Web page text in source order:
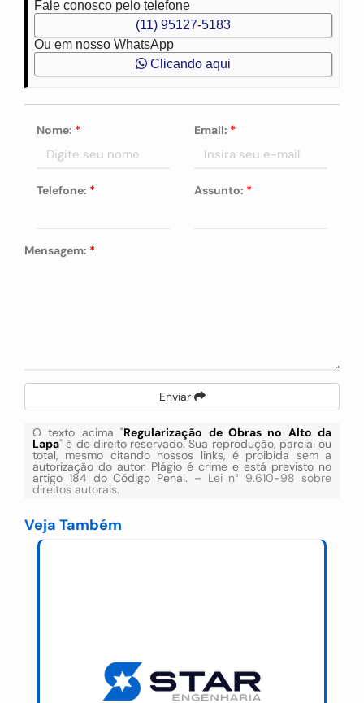
Fale conosco pelo telefone
(11) 95127-5183
Ou em nosso WhatsApp
Clicando aqui
Nome: * Email: *
Telefone: * Assunto: *
Mensagem: *
Enviar
O texto acima "Regularização de Obras no Alto da
Lapa" é de direito reservado. Sua reprodução, parcial ou
total, mesmo citando nossos links, é proibida sem a
autorização do autor. Plágio é crime e está previsto no
artigo 184 do Código Penal. – Lei n° 9.610-98 sobre
direitos autorais.
Veja Também